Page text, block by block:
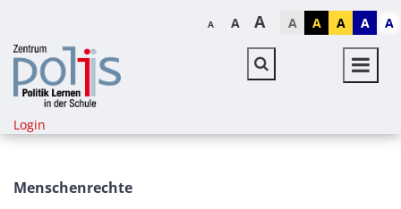
A A A A A A A A
Login
Menschenrechte